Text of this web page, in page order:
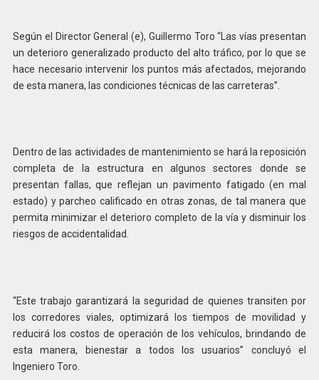
Según el Director General (e), Guillermo Toro “Las vías presentan
un deterioro generalizado producto del alto tráfico, por lo que se
hace necesario intervenir los puntos más afectados, mejorando
de esta manera, las condiciones técnicas de las carreteras”.
Dentro de las actividades de mantenimiento se hará la reposición
completa de la estructura en algunos sectores donde se
presentan fallas, que reflejan un pavimento fatigado (en mal
estado) y parcheo calificado en otras zonas, de tal manera que
permita minimizar el deterioro completo de la vía y disminuir los
riesgos de accidentalidad.
“Este trabajo garantizará la seguridad de quienes transiten por
los corredores viales, optimizará los tiempos de movilidad y
reducirá los costos de operación de los vehículos, brindando de
esta manera, bienestar a todos los usuarios” concluyó el
Ingeniero Toro.